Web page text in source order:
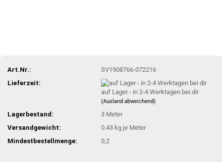
Art.Nr.:
SV1908766-072216
Lieferzeit:
auf Lager - in 2-4 Werktagen bei dir
(Ausland abweichend)
Lagerbestand: 3 Meter
Versandgewicht:
0.43 kg je Meter
Mindestbestellmenge:
0,2